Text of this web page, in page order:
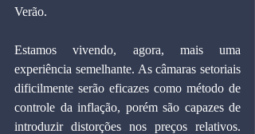
Verão.
Estamos vivendo, agora, mais uma
experiência semelhante. As câmaras setoriais
dificilmente serão eficazes como método de
controle da inflação, porém são capazes de
introduzir distorções nos preços relativos.